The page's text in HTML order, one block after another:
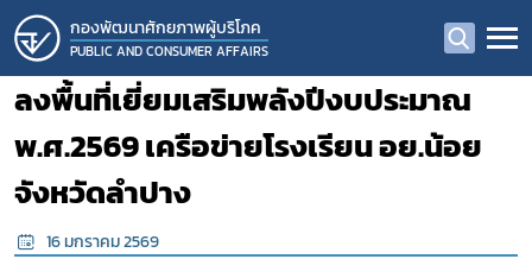
กองพัฒนาศักยภาพผู้บริโภค
PUBLIC AND CONSUMER AFFAIRS
ลงพื้นที่เยี่ยมเสริมพลังปีงบประมาณ
พ.ศ.2569 เครือข่ายโรงเรียน อย.น้อย
จังหวัดลำปาง
16 มกราคม 2569